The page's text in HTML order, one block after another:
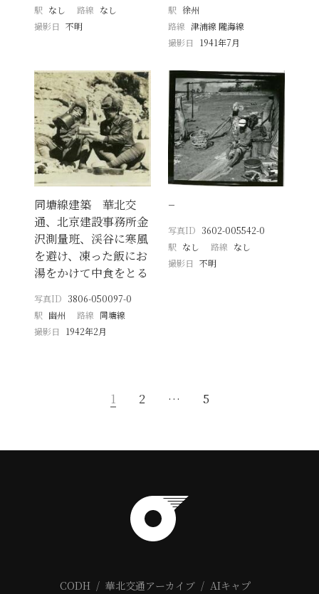
駅 なし 路線 なし
撮影日
不明
駅 徐州
路線 津浦線 隴海線
撮影日
1941年7月
同塘線建築 華北交
通、北京建設事務所金
沢測量班、渓谷に寒風
を避け、凍った飯にお
湯をかけて中食をとる
写真ID 3806-050097-0
駅 幽州 路線 同塘線
撮影日
1942年2月
−
写真ID 3602-005542-0
駅 なし 路線 なし
撮影日 不明
1 2 … 5
CODH 華北交通アーカイブ AIキャプ